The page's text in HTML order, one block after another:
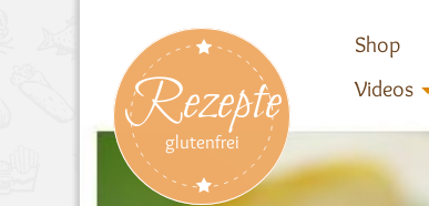
Rezepte
glutenfrei
Shop
Videos